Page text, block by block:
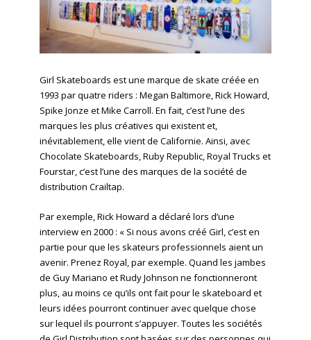
Girl Skateboards est une marque de skate créée en
1993 par quatre riders : Megan Baltimore, Rick Howard,
Spike Jonze et Mike Carroll. En fait, c’est l’une des
marques les plus créatives qui existent et,
inévitablement, elle vient de Californie. Ainsi, avec
Chocolate Skateboards, Ruby Republic, Royal Trucks et
Fourstar, c’est l’une des marques de la société de
distribution Crailtap.
Par exemple, Rick Howard a déclaré lors d’une
interview en 2000 : « Si nous avons créé Girl, c’est en
partie pour que les skateurs professionnels aient un
avenir. Prenez Royal, par exemple. Quand les jambes
de Guy Mariano et Rudy Johnson ne fonctionneront
plus, au moins ce qu’ils ont fait pour le skateboard et
leurs idées pourront continuer avec quelque chose
sur lequel ils pourront s’appuyer. Toutes les sociétés